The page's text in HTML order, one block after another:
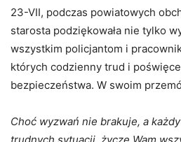
23-VII, podczas powiatowych
starosta podziękowała nie tylko
wszystkim policjantom i
których codzienny trud i
bezpieczeństwa. W swoim
Choć wyzwań nie brakuje, a